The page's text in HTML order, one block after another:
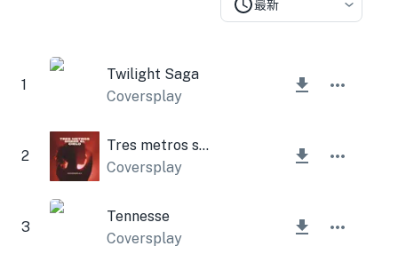
最新
1
Twilight Saga
Coversplay
2
Tres metros sobre el cielo
Coversplay
3
Tennesse
Coversplay